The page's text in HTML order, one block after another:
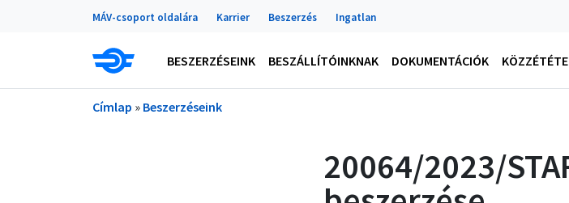
Ugrás a tartalomraPortálok
MÁV-csoport oldalára Karrier Beszerzés Ingatlan
Main navigation
BESZERZÉSEINK BESZÁLLÍTÓINKNAK DOKUMENTÁCIÓK
Morzsa
Címlap Beszerzéseink
20064/2023/